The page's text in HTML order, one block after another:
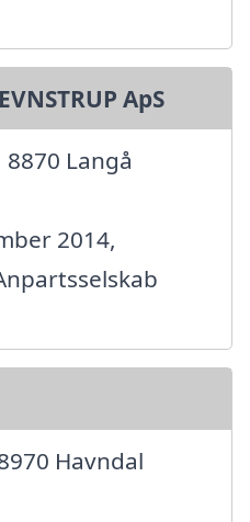
ApS
Langå
2014,
Havndal